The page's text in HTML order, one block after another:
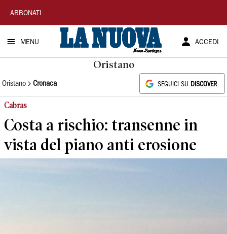
La
Nuova
Sardegna
ABBONATI
MENU ACCEDI
Oristano
Oristano Cronaca SEGUICI SU DISCOVER
Cabras
Costa a rischio: transenne in
vista del piano anti erosione